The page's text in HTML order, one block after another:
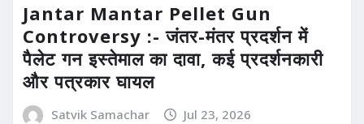
Jantar Mantar Pellet Gun
Controversy :- जंतर-मंतर प्रदर्शन में
पैलेट गन इस्तेमाल का दावा, कई प्रदर्शनकारी
और पत्रकार घायल
Satvik Samachar Jul 23, 2026